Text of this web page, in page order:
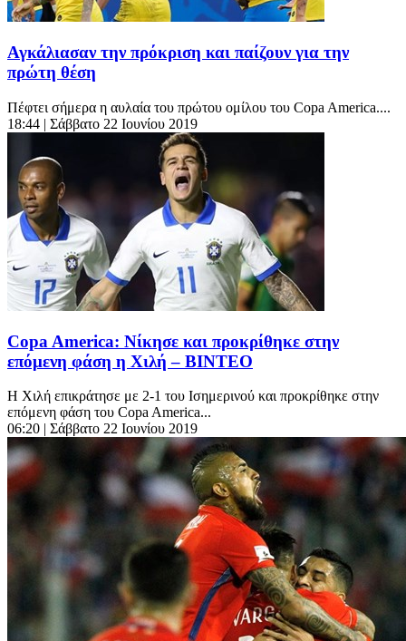
Αγκάλιασαν την πρόκριση και παίζουν για την
πρώτη θέση
Πέφτει σήμερα η αυλαία του πρώτου ομίλου του Copa America....
18:44 | Σάββατο 22 Ιουνίου 2019
Copa America: Νίκησε και προκρίθηκε στην
επόμενη φάση η Χιλή – ΒΙΝΤΕΟ
Η Χιλή επικράτησε με 2-1 του Ισημερινού και προκρίθηκε στην
επόμενη φάση του Copa America...
06:20 | Σάββατο 22 Ιουνίου 2019